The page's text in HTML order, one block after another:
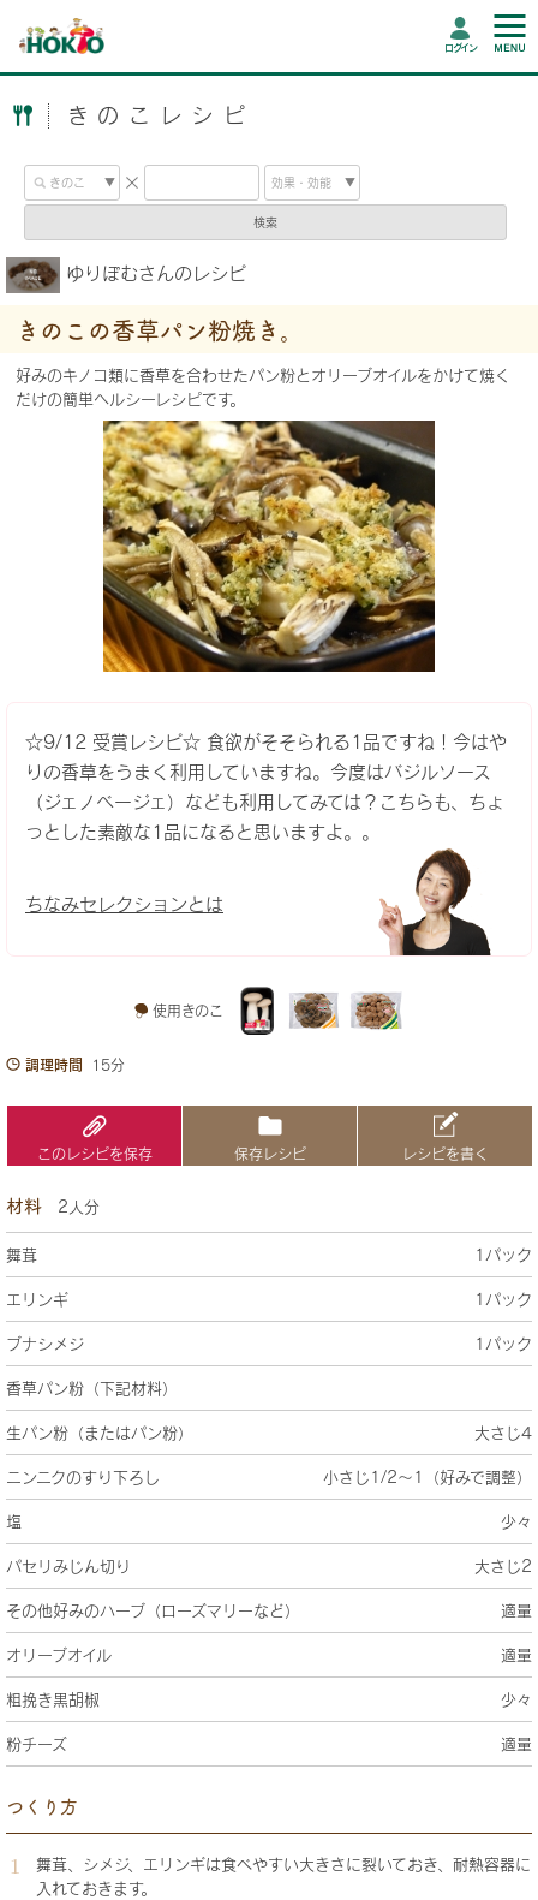
ログイン
きのこレシピ
検索
ゆりぽむさんのレシピ
きのこの香草パン粉焼き。
好みのキノコ類に香草を合わせたパン粉とオリーブオイルをかけて焼く
だけの簡単ヘルシーレシピです。
☆9/12 受賞レシピ☆ 食欲がそそられる1品ですね！今はや
りの香草をうまく利用していますね。今度はバジルソース
（ジェノベージェ）なども利用してみては？こちらも、ちょ
っとした素敵な1品になると思いますよ。。
ちなみセレクションとは
使用きのこ
調理時間 15分
このレシピを保存 保存レシピ レシピを書く
材料 2人分
舞茸 1パック
エリンギ 1パック
ブナシメジ 1パック
香草パン粉（下記材料）
生パン粉（またはパン粉） 大さじ4
ニンニクのすり下ろし 小さじ1/2～1（好みで調整）
塩 少々
パセリみじん切り 大さじ2
その他好みのハーブ（ローズマリーなど） 適量
オリーブオイル 適量
粗挽き黒胡椒 少々
粉チーズ 適量
つくり方
舞茸、シメジ、エリンギは食べやすい大きさに裂いておき、耐熱容器に
入れておきます。